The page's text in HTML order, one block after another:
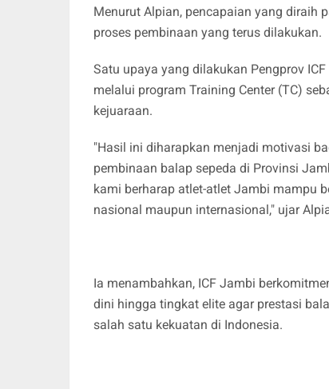
Menurut Alpian, pencapaian yang diraih
proses pembinaan yang terus dilakukan.
Satu upaya yang dilakukan Pengprov
melalui program Training Center (TC)
kejuaraan.
"Hasil ini diharapkan menjadi motivasi
pembinaan balap sepeda di Provinsi
kami berharap atlet-atlet Jambi mampu
nasional maupun internasional," ujar
Ia menambahkan, ICF Jambi
dini hingga tingkat elite agar prestasi
salah satu kekuatan di Indonesia.